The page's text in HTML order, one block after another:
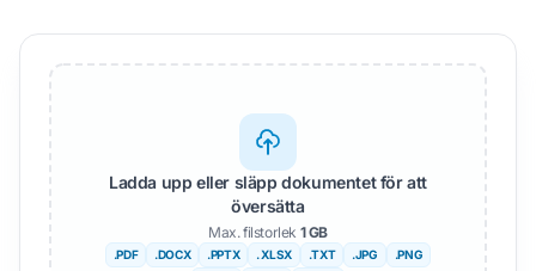
Ladda upp eller släpp dokumentet för att
översätta
Max. filstorlek 1 GB
.PDF .DOCX .PPTX . XLSX .TXT .JPG
.PNG